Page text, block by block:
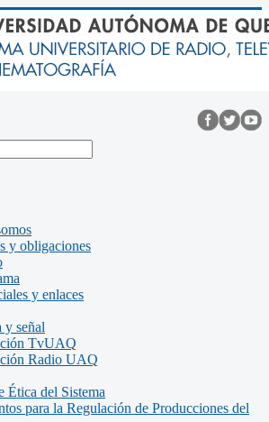
y obligaciones
y enlaces
y señal
TvUAQ
Radio UAQ
Ética del Sistema
para la Regulación de Producciones del